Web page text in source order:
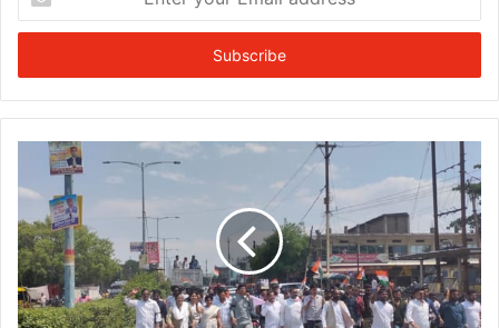
your
Email